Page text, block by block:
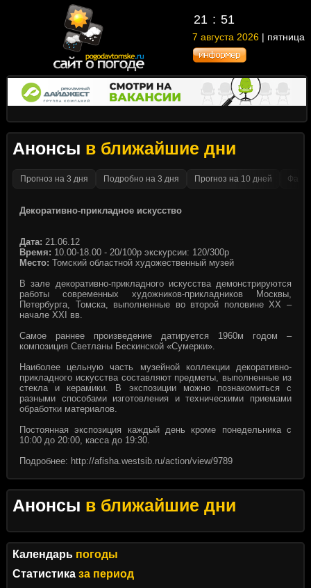
21 51
7 августа 2026 | пятница
Анонсы в ближайшие дни
Прогноз на 3 дня Подробно на 3 дня Прогноз на 10 дней
Декоративно-прикладное искусство
Дата: 21.06.12
Время: 10.00-18.00 - 20/100р экскурсии: 120/300р
Место: Томский областной художественный музей
В зале декоративно-прикладного искусства демонстрируются
работы современных художников-прикладников Москвы,
Петербурга, Томска, выполненные во второй половине XX –
начале XXI вв.
Самое раннее произведение датируется 1960м годом –
композиция Светланы Бескинской «Сумерки».
Наиболее цельную часть музейной коллекции декоративно-
прикладного искусства составляют предметы, выполненные из
стекла и керамики. В экспозиции можно познакомиться с
разными способами изготовления и техническими приемами
обработки материалов.
Постоянная экспозиция каждый день кроме понедельника с
10:00 до 20:00, касса до 19:30.
Подробнее: http://afisha.westsib.ru/action/view/9789
Анонсы в ближайшие дни
Календарь погоды
Статистика за период